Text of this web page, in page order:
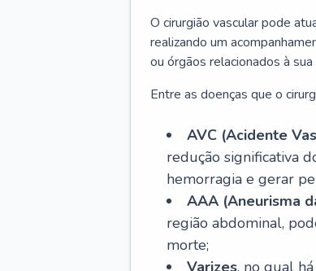
O cirurgião vascular pode
realizando um
ou órgãos relacionados à sua
Entre as doenças que o
AVC (Acidente
redução significativa
hemorragia e gerar
AAA (Aneurisma
região abdominal,
morte;
Varizes, no qual